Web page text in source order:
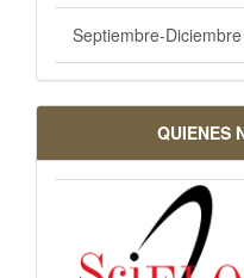
Septiembre-Diciembre
QUIENES